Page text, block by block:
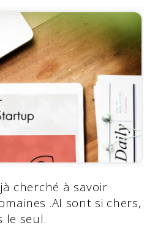
cherché à savoir
.AI sont si chers,
le seul.